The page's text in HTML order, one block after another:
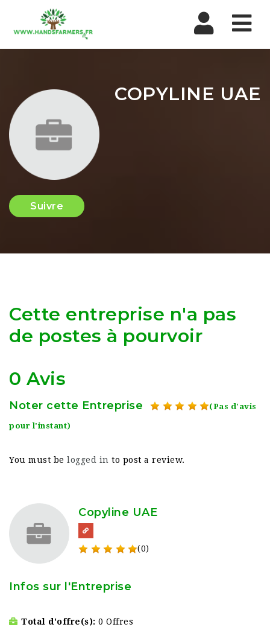
COPYLINE UAE
Suivre
Cette entreprise n'a pas
de postes à pourvoir
0 Avis
Noter cette Entreprise (Pas d'avis
pour l'instant)
You must be logged in to post a review.
Copyline UAE
(0)
Infos sur l'Entreprise
Total d'offre(s) 0 Offres